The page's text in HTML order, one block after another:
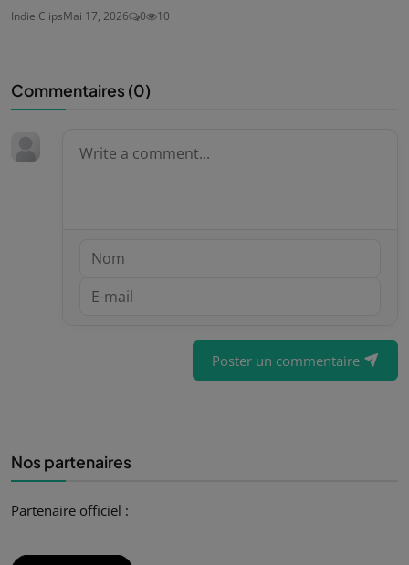
Indie ClipsMai 17, 2026 0 10
Commentaires (0)
Poster un commentaire
Nos partenaires
Partenaire officiel :